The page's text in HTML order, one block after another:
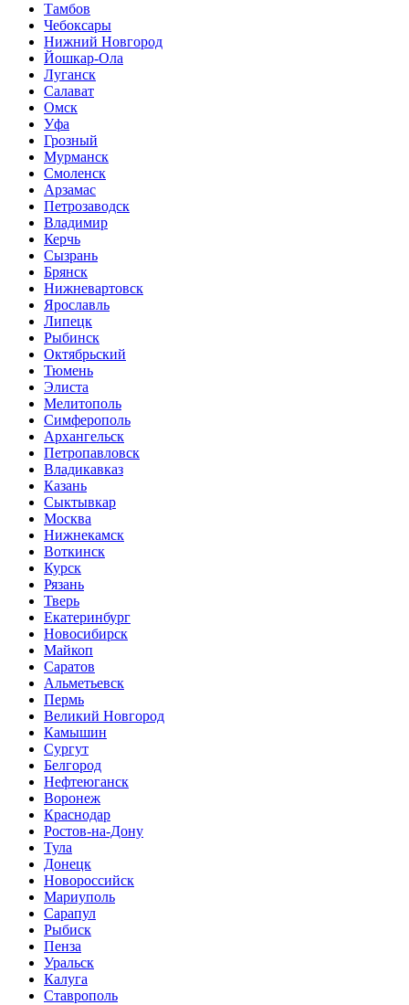
Тамбов
Чебоксары
Нижний Новгород
Йошкар-Ола
Луганск
Салават
Омск
Уфа
Грозный
Мурманск
Смоленск
Арзамас
Петрозаводск
Владимир
Керчь
Сызрань
Брянск
Нижневартовск
Ярославль
Липецк
Рыбинск
Октябрьский
Тюмень
Элиста
Мелитополь
Симферополь
Архангельск
Петропавловск
Владикавказ
Казань
Сыктывкар
Москва
Нижнекамск
Воткинск
Курск
Рязань
Тверь
Екатеринбург
Новосибирск
Майкоп
Саратов
Альметьевск
Пермь
Великий Новгород
Камышин
Сургут
Белгород
Нефтеюганск
Воронеж
Краснодар
Ростов-на-Дону
Тула
Донецк
Новороссийск
Мариуполь
Сарапул
Рыбиск
Пенза
Уральск
Калуга
Ставрополь